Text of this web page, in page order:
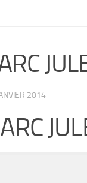
2014